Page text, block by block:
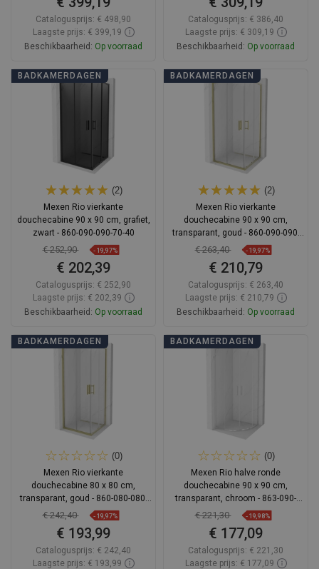
Catalogusprijs: € 498,90
Laagste prijs: € 399,19
Beschikbaarheid: Op voorraad
In winkelwagen
Catalogusprijs: € 386,40
Laagste prijs: € 309,19
Beschikbaarheid: Op voorraad
In winkelwagen
BADKAMERDAGEN
(2)
Mexen Rio vierkante
douchecabine 90 x 90 cm, grafiet,
zwart - 860-090-090-70-40
€ 252,90 -19,97%
€ 202,39
Catalogusprijs: € 252,90
Laagste prijs: € 202,39
Beschikbaarheid: Op voorraad
In winkelwagen
BADKAMERDAGEN
(2)
Mexen Rio vierkante
douchecabine 90 x 90 cm,
transparant, goud - 860-090-090-
50-00
€ 263,40 -19,97%
€ 210,79
Catalogusprijs: € 263,40
Laagste prijs: € 210,79
Beschikbaarheid: Op voorraad
In winkelwagen
BADKAMERDAGEN
(0)
Mexen Rio vierkante
douchecabine 80 x 80 cm,
transparant, goud - 860-080-080-
50-00
€ 242,40 -19,97%
€ 193,99
Catalogusprijs: € 242,40
Laagste prijs: € 193,99
BADKAMERDAGEN
(0)
Mexen Rio halve ronde
douchecabine 90 x 90 cm,
transparant, chroom - 863-090-
090-01-00
€ 221,30 -19,98%
€ 177,09
Catalogusprijs: € 221,30
Laagste prijs: € 177,09